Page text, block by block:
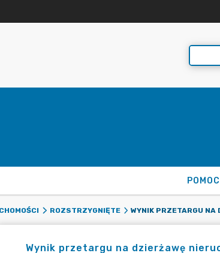
POMOC
ROZSTRZYGNIĘTE
Wynik przetargu na dzierżawę